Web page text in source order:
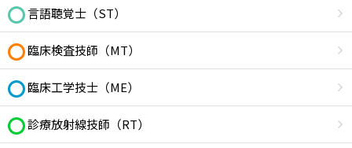
言語聴覚士（ST）
臨床検査技師（MT）
臨床工学技士（ME）
診療放射線技師（RT）